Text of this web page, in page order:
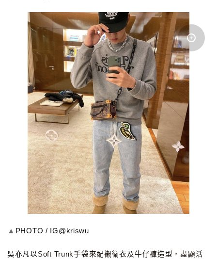
▲ PHOTO / IG@kriswu
吳亦凡以Soft Trunk手袋來配襯衛衣及牛仔褲造型，盡顯活